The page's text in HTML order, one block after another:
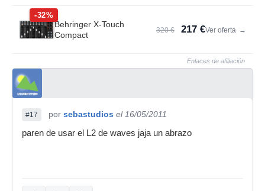
-32%
Behringer X-Touch
Compact
320 € 217 €Ver oferta →
Enlaces de afiliación
#17 por sebastudios el 16/05/2011
paren de usar el L2 de waves jaja un abrazo